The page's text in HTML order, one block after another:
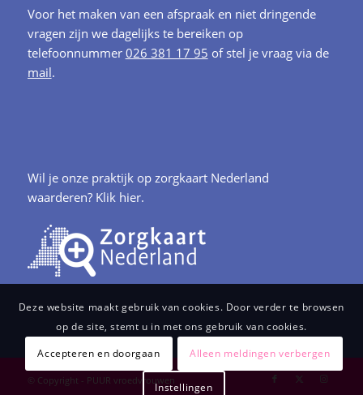
Voor het maken van een afspraak en niet dringende
vragen zijn we dagelijks te bereiken op
telefoonnummer 026 381 17 95 of stel je vraag via de
mail.
Wil je onze praktijk op zorgkaart Nederland
waarderen? Klik hier.
© Copyright - PUUR vroedvrouwen
Deze website maakt gebruik van cookies. Door verder te browsen
op de site, stemt u in met ons gebruik van cookies.
Accepteren en doorgaan
Alleen meldingen verbergen
Instellingen